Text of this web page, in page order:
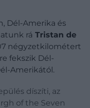
Dél-Amerika és
rá Tristan de
négyzetkilométert
fekszik Dél-
Amerikától.
díszíti, az
of the Seven